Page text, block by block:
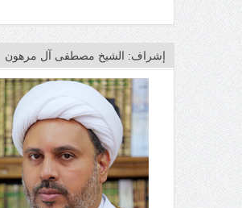
إشراف: الشيخ مصطفى آل مرهون